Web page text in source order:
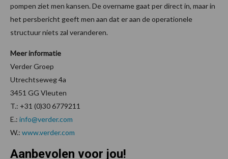
pompen ziet men kansen. De overname gaat per direct in, maar in
het persbericht geeft men aan dat er aan de operationele
structuur niets zal veranderen.
Meer informatie
Verder Groep
Utrechtseweg 4a
3451 GG Vleuten
T.: +31 (0)30 6779211
E.: info@verder.com
W.: www.verder.com
Aanbevolen voor jou!